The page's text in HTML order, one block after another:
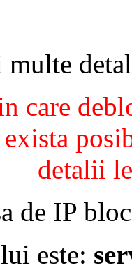
multe
care
detalii
de IP
este: